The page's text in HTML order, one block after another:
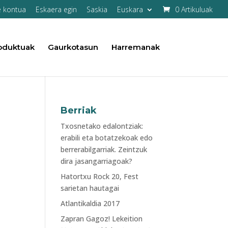
kontua Eskaera egin Saskia Euskara 0 Artikuluak
Gaurkotasun Harremanak
Berriak
Txosnetako edalontziak:
erabili eta botatzekoak edo
berrerabilgarriak. Zeintzuk
dira jasangarriagoak?
Hatortxu Rock 20, Fest
sarietan hautagai
Atlantikaldia 2017
Zapran Gagoz! Lekeition